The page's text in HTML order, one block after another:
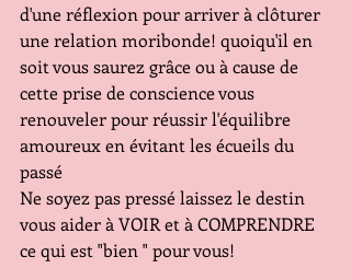
d'une réflexion pour arriver à clôturer
une relation moribonde! quoiqu'il en
soit vous saurez grâce ou à cause de
cette prise de conscience vous
renouveler pour réussir l'équilibre
amoureux en évitant les écueils du
passé
Ne soyez pas pressé laissez le destin
vous aider à VOIR et à COMPRENDRE
ce qui est "bien " pour vous!